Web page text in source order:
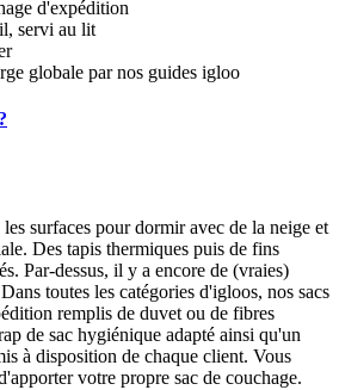
d'expédition
servi au lit
globale par nos guides igloo
surfaces pour dormir avec de la neige et
Des tapis thermiques puis de fins
Par-dessus, il y a encore de (vraies)
toutes les catégories d'igloos, nos sacs
remplis de duvet ou de fibres
de sac hygiénique adapté ainsi qu'un
à disposition de chaque client. Vous
votre propre sac de couchage.